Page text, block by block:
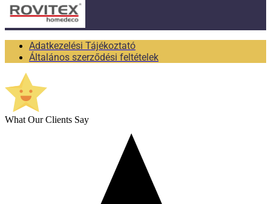
Adatkezelési Tájékoztató
Általános szerződési feltételek
What Our Clients Say